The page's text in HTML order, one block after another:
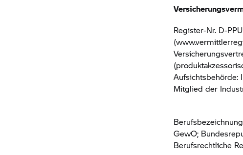
Register-Nr. D-
Aufsichtsbehörde:
Mitglied der
GewO;
Berufsrechtliche